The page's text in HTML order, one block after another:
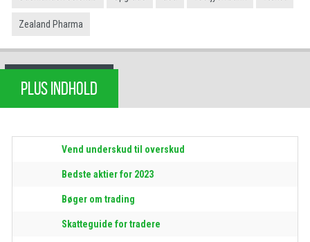
Zealand Pharma
PLUS INDHOLD
Vend underskud til overskud
Bedste aktier for 2023
Bøger om trading
Skatteguide for tradere